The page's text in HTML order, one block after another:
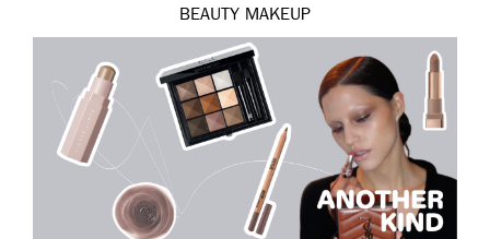
BEAUTY MAKEUP